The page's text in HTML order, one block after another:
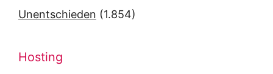
Unentschieden (1.854)
Hosting